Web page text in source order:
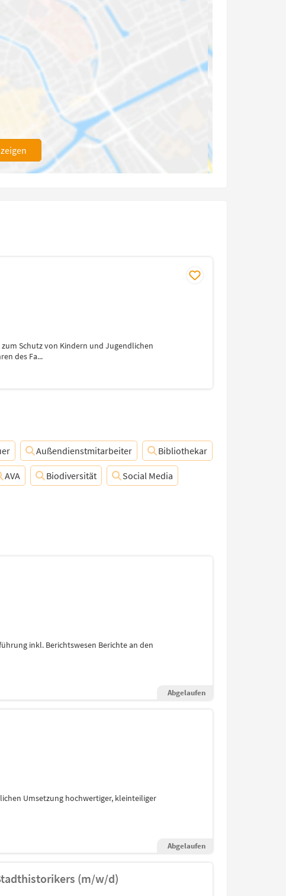
Schutz von Kindern und Jugendlichen
des Fa...
Außendienstmitarbeiter Bibliothekar
AVA Biodiversität Social Media
inkl. Berichtswesen Berichte an den
Abgelaufen
Umsetzung hochwertiger, kleinteiliger
Abgelaufen
(m/w/d)